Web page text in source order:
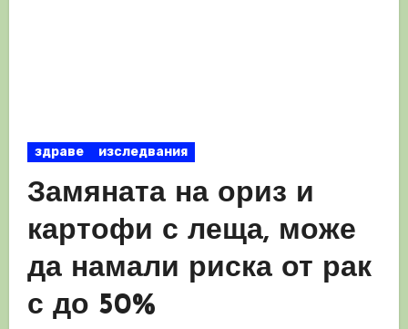
здраве изследвания
Замяната на ориз и
картофи с леща, може
да намали риска от рак
с до 50%